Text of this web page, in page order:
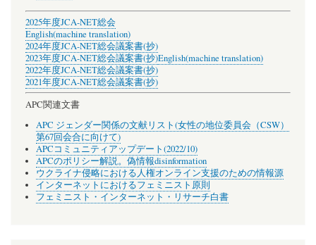
2025年度JCA-NET総会
English(machine translation)
2024年度JCA-NET総会議案書(抄)
2023年度JCA-NET総会議案書(抄)English(machine translation)
2022年度JCA-NET総会議案書(抄)
2021年度JCA-NET総会議案書(抄)
APC関連文書
APC ジェンダー関係の文献リスト(女性の地位委員会（CSW）
第67回会合に向けて)
APCコミュニティアップデート(2022/10)
APCのポリシー解説。偽情報disinformation
ウクライナ侵略における人権オンライン支援のための情報源
インターネットにおけるフェミニスト原則
フェミニスト・インターネット・リサーチ白書